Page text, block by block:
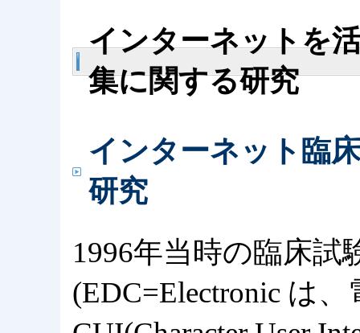
インターネットを
集に関する研究
インターネット臨
研究
1996年当時の臨床
(EDC=Electronic は